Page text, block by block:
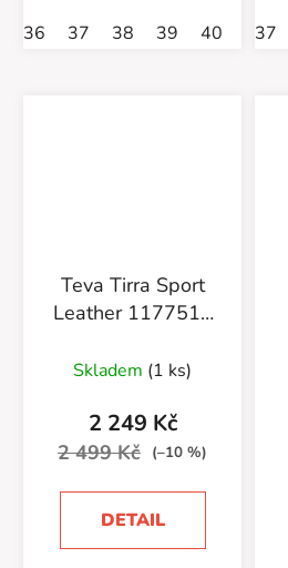
36 37 38 39 40 41
37
Teva Tirra Sport
Leather 1177511
Skladem (1 ks)
2 249 Kč
2 499 Kč (–10 %)
DETAIL